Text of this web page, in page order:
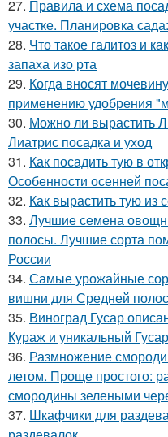
27. Правила и схема
участке. Планировка
28. Что такое галитоз и
запаха изо рта
29. Когда вносят
применению удобрения
30. Можно ли вырастить
Лиатрис посадка и уход
31. Как посадить тую в
Особенности осенней
32. Как вырастить тую
33. Лучшие семена
полосы. Лучшие сорта
России
34. Самые урожайные
вишни для Средней
35. Виноград Гусар
Кураж и уникальный Гусар
36. Размножение
летом. Проще простого:
смородины зелеными
37. Шкафчики для